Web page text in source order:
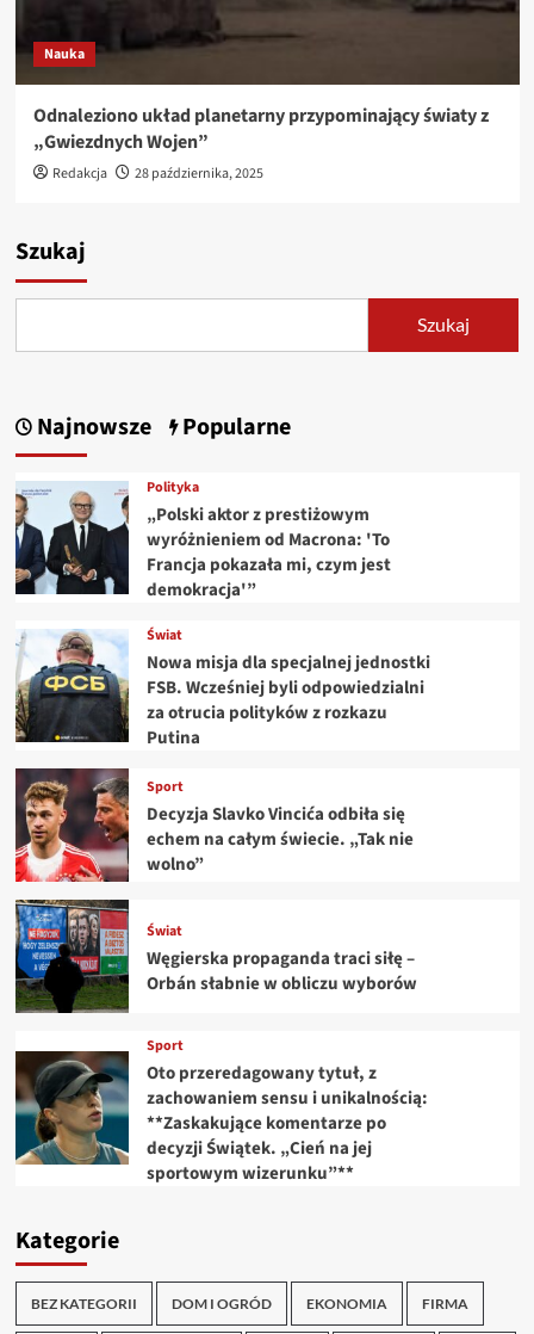
Nauka
Odnaleziono układ planetarny przypominający światy z
„Gwiezdnych Wojen”
Redakcja 28 października, 2025
Szukaj
Szukaj
Najnowsze Popularne
Polityka
„Polski aktor z prestiżowym
wyróżnieniem od Macrona: 'To
Francja pokazała mi, czym jest
demokracja'”
Świat
Nowa misja dla specjalnej jednostki
FSB. Wcześniej byli odpowiedzialni
za otrucia polityków z rozkazu
Putina
Sport
Decyzja Slavko Vincića odbiła się
echem na całym świecie. „Tak nie
wolno”
Świat
Węgierska propaganda traci siłę –
Orbán słabnie w obliczu wyborów
Sport
Oto przeredagowany tytuł, z
zachowaniem sensu i unikalnością:
**Zaskakujące komentarze po
decyzji Świątek. „Cień na jej
sportowym wizerunku”**
Kategorie
BEZ KATEGORII DOM I OGRÓD EKONOMIA FIRMA